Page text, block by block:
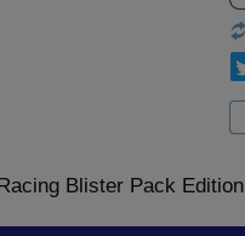
Blister Pack Edition